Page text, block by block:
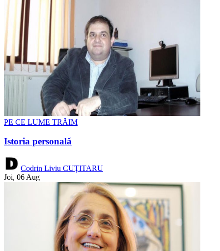
PE CE LUME TRĂIM
Istoria personală
Codrin Liviu CUȚITARU
Joi, 06 Aug